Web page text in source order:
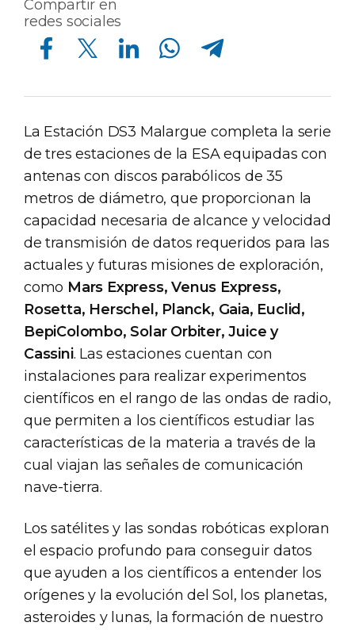
Compartir en
redes sociales
Compartir en Facebook Compartir en Twitter Compartir en Linkedin Compartir en Whatsapp Compartir en Telegram
La Estación DS3 Malargue completa la serie
de tres estaciones de la ESA equipadas con
antenas con discos parabólicos de 35
metros de diámetro, que proporcionan la
capacidad necesaria de alcance y velocidad
de transmisión de datos requeridos para las
actuales y futuras misiones de exploración,
como Mars Express, Venus Express,
Rosetta, Herschel, Planck, Gaia, Euclid,
BepiColombo, Solar Orbiter, Juice y
Cassini. Las estaciones cuentan con
instalaciones para realizar experimentos
científicos en el rango de las ondas de radio,
que permiten a los científicos estudiar las
características de la materia a través de la
cual viajan las señales de comunicación
nave-tierra.
Los satélites y las sondas robóticas exploran
el espacio profundo para conseguir datos
que ayuden a los científicos a entender los
orígenes y la evolución del Sol, los planetas,
asteroides y lunas, la formación de nuestro